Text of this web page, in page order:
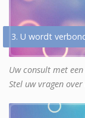
3. U wordt
Uw consult met
Stel uw vragen